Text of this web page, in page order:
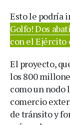
Esto le podría
Golfo! Dos
con el Ejército
El proyecto,
los 800
como un nodo
comercio
de tránsito y